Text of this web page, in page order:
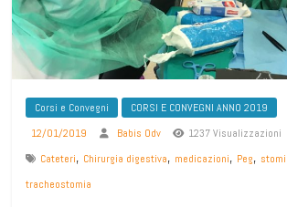
Corsi e Convegni
CORSI E CONVEGNI ANNO 2019
12/01/2019
Babis Odv 1237 Visualizzazioni
Cateteri, Chirurgia digestiva, medicazioni, Peg,
tracheostomia